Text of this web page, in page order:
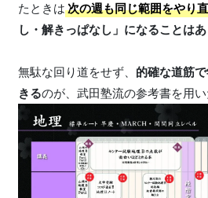
たときは 次の週も同じ範囲をやり
し・解きっぱなし」になることはあ
無駄な回り道をせず、 的確な道筋
きるのが、武田塾流の参考書を用い